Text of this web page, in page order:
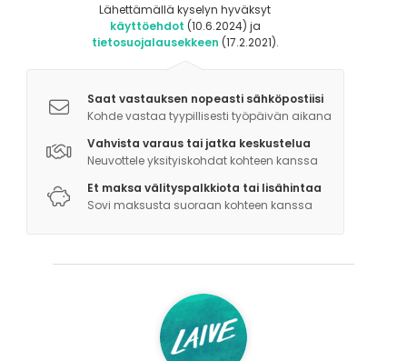
Lähettämällä kyselyn hyväksyt
käyttöehdot (10.6.2024) ja
tietosuojalausekkeen (17.2.2021).
Saat vastauksen nopeasti sähköpostiisi
Kohde vastaa tyypillisesti työpäivän aikana
Vahvista varaus tai jatka keskustelua
Neuvottele yksityiskohdat kohteen kanssa
Et maksa välityspalkkiota tai lisähintaa
Sovi maksusta suoraan kohteen kanssa